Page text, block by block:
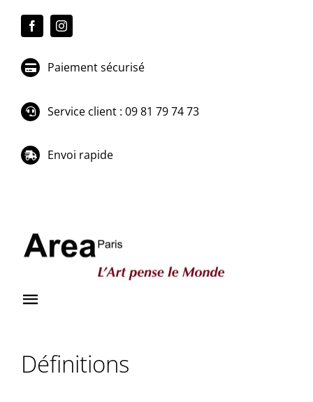
Paiement sécurisé
Service client : 09 81 79 74 73
Envoi rapide
Toggle
Définitions